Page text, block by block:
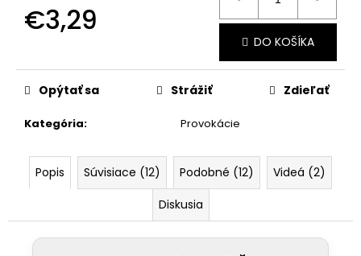
€3,29
DO KOŠÍKA
Kategória: Provokácie
Opýtať sa Strážiť Zdieľať
Popis Súvisiace (12) Podobné (12)
Videá (2)
Diskusia